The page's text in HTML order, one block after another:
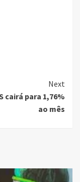
Next
cairá para 1,76%
ao mês